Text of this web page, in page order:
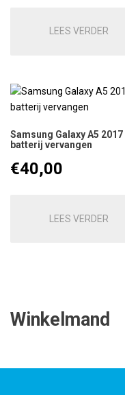
LEES VERDER
Samsung Galaxy A5 2017
batterij vervangen
€40,00
LEES VERDER
Winkelmand